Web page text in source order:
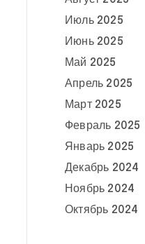
Июль 2025
Июнь 2025
Май 2025
Апрель 2025
Март 2025
Февраль 2025
Январь 2025
Декабрь 2024
Ноябрь 2024
Октябрь 2024